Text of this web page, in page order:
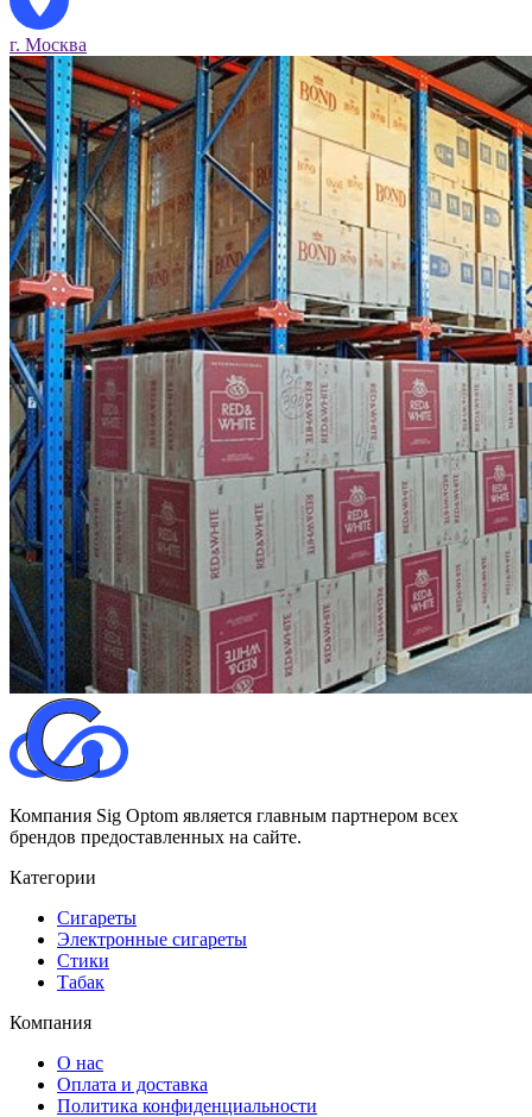
г. Москва
Компания Sig Optom является главным партнером всех
брендов предоставленных на сайте.
Категории
Сигареты
Электронные сигареты
Стики
Табак
Компания
О нас
Оплата и доставка
Политика конфиденциальности